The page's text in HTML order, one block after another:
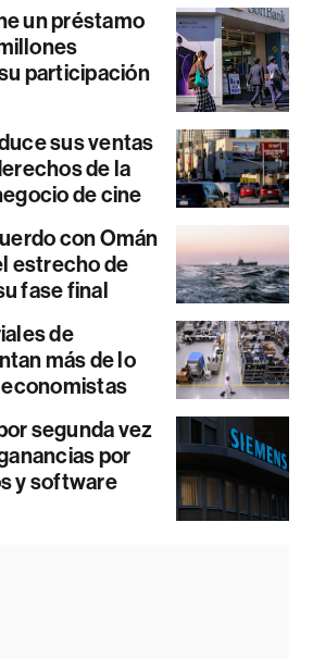
un préstamo
participación
sus ventas
de la
de cine
con Omán
estrecho de
fase final
de
más de lo
segunda vez
por
y software